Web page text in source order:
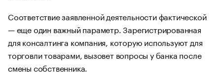
Соответствие заявленной деятельности фактической
— еще один важный параметр. Зарегистрированная
для консалтинга компания, которую используют для
торговли товарами, вызовет вопросы у банка после
смены собственника.